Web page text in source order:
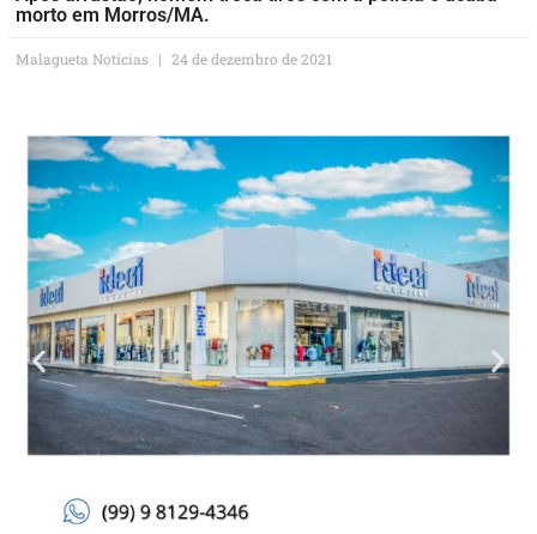
morto em Morros/MA.
Malagueta Notícias 24 de dezembro de 2021